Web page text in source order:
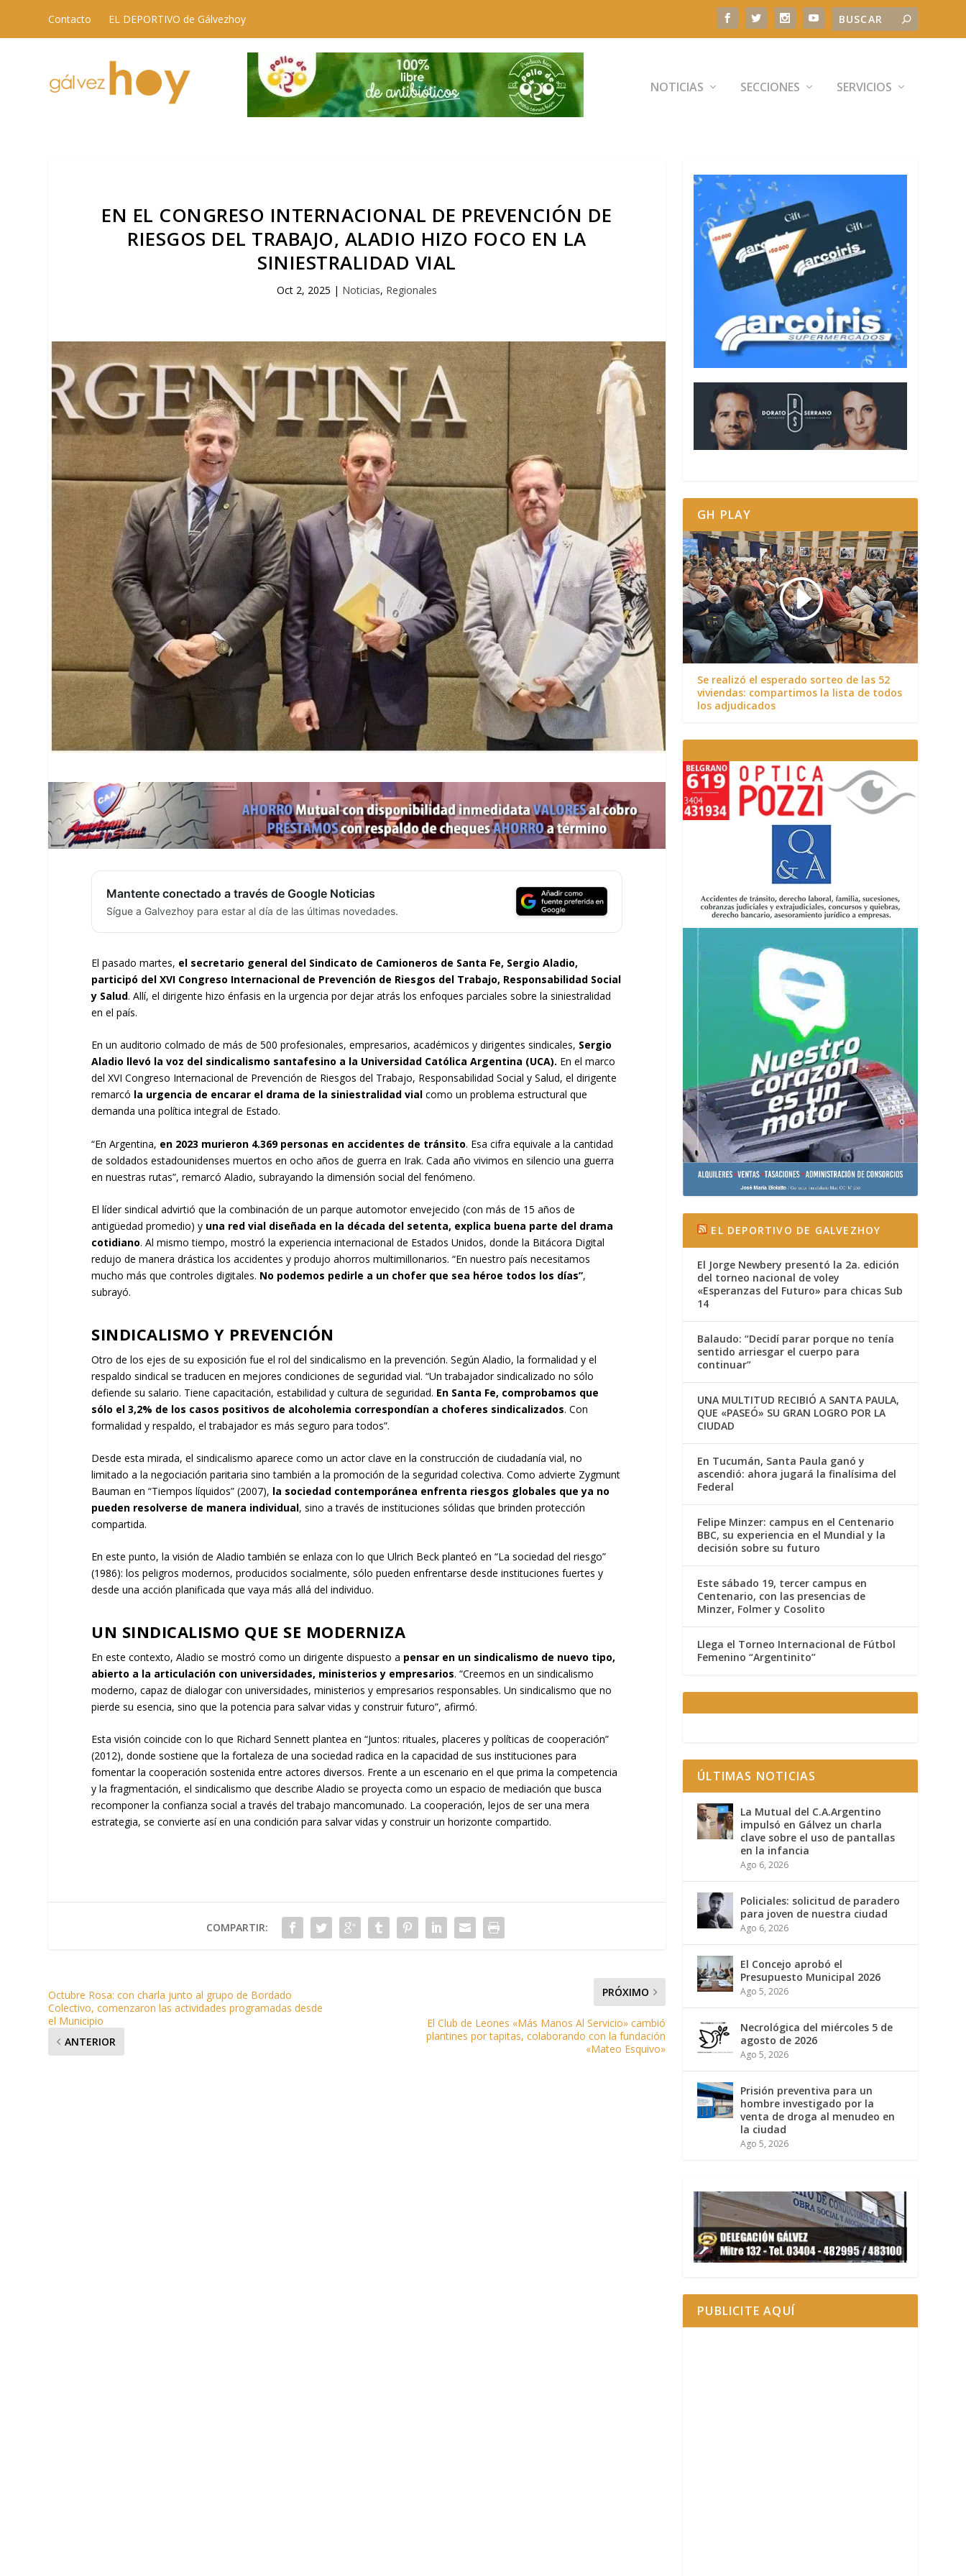
Contacto EL DEPORTIVO de Gálvezhoy
NOTICIAS SECCIONES SERVICIOS
EN EL CONGRESO INTERNACIONAL DE PREVENCIÓN DE
RIESGOS DEL TRABAJO, ALADIO HIZO FOCO EN LA
SINIESTRALIDAD VIAL
Oct 2, 2025 | Noticias, Regionales
Mantente conectado a través de Google Noticias
Sígue a Galvezhoy para estar al día de las últimas novedades.
El pasado martes, el secretario general del Sindicato de Camioneros de Santa Fe, Sergio Aladio,
participó del XVI Congreso Internacional de Prevención de Riesgos del Trabajo, Responsabilidad Social
y Salud. Allí, el dirigente hizo énfasis en la urgencia por dejar atrás los enfoques parciales sobre la siniestralidad
en el país.
En un auditorio colmado de más de 500 profesionales, empresarios, académicos y dirigentes sindicales, Sergio
Aladio llevó la voz del sindicalismo santafesino a la Universidad Católica Argentina (UCA). En el marco
del XVI Congreso Internacional de Prevención de Riesgos del Trabajo, Responsabilidad Social y Salud, el dirigente
remarcó la urgencia de encarar el drama de la siniestralidad vial como un problema estructural que
demanda una política integral de Estado.
“En Argentina, en 2023 murieron 4.369 personas en accidentes de tránsito. Esa cifra equivale a la cantidad
de soldados estadounidenses muertos en ocho años de guerra en Irak. Cada año vivimos en silencio una guerra
en nuestras rutas”, remarcó Aladio, subrayando la dimensión social del fenómeno.
El líder sindical advirtió que la combinación de un parque automotor envejecido (con más de 15 años de
antigüedad promedio) y una red vial diseñada en la década del setenta, explica buena parte del drama
cotidiano. Al mismo tiempo, mostró la experiencia internacional de Estados Unidos, donde la Bitácora Digital
redujo de manera drástica los accidentes y produjo ahorros multimillonarios. “En nuestro país necesitamos
mucho más que controles digitales. No podemos pedirle a un chofer que sea héroe todos los días”,
subrayó.
SINDICALISMO Y PREVENCIÓN
Otro de los ejes de su exposición fue el rol del sindicalismo en la prevención. Según Aladio, la formalidad y el
respaldo sindical se traducen en mejores condiciones de seguridad vial. “Un trabajador sindicalizado no sólo
defiende su salario. Tiene capacitación, estabilidad y cultura de seguridad. En Santa Fe, comprobamos que
sólo el 3,2% de los casos positivos de alcoholemia correspondían a choferes sindicalizados. Con
formalidad y respaldo, el trabajador es más seguro para todos”.
Desde esta mirada, el sindicalismo aparece como un actor clave en la construcción de ciudadanía vial, no
limitado a la negociación paritaria sino también a la promoción de la seguridad colectiva. Como advierte Zygmunt
Bauman en “Tiempos líquidos” (2007), la sociedad contemporánea enfrenta riesgos globales que ya no
pueden resolverse de manera individual, sino a través de instituciones sólidas que brinden protección
compartida.
En este punto, la visión de Aladio también se enlaza con lo que Ulrich Beck planteó en “La sociedad del riesgo”
(1986): los peligros modernos, producidos socialmente, sólo pueden enfrentarse desde instituciones fuertes y
desde una acción planificada que vaya más allá del individuo.
UN SINDICALISMO QUE SE MODERNIZA
En este contexto, Aladio se mostró como un dirigente dispuesto a pensar en un sindicalismo de nuevo tipo,
abierto a la articulación con universidades, ministerios y empresarios. “Creemos en un sindicalismo
moderno, capaz de dialogar con universidades, ministerios y empresarios responsables. Un sindicalismo que no
pierde su esencia, sino que la potencia para salvar vidas y construir futuro”, afirmó.
Esta visión coincide con lo que Richard Sennett plantea en “Juntos: rituales, placeres y políticas de cooperación”
(2012), donde sostiene que la fortaleza de una sociedad radica en la capacidad de sus instituciones para
fomentar la cooperación sostenida entre actores diversos. Frente a un escenario en el que prima la competencia
y la fragmentación, el sindicalismo que describe Aladio se proyecta como un espacio de mediación que busca
recomponer la confianza social a través del trabajo mancomunado. La cooperación, lejos de ser una mera
estrategia, se convierte así en una condición para salvar vidas y construir un horizonte compartido.
COMPARTIR:
Octubre Rosa: con charla junto al grupo de Bordado
Colectivo, comenzaron las actividades programadas desde
el Municipio
ANTERIOR
PRÓXIMO
El Club de Leones «Más Manos Al Servicio» cambió
plantines por tapitas, colaborando con la fundación
«Mateo Esquivo»
GH PLAY
Se realizó el esperado sorteo de las 52
viviendas: compartimos la lista de todos
los adjudicados
EL DEPORTIVO DE GALVEZHOY
El Jorge Newbery presentó la 2a. edición
del torneo nacional de voley
«Esperanzas del Futuro» para chicas Sub
14
Balaudo: “Decidí parar porque no tenía
sentido arriesgar el cuerpo para
continuar”
UNA MULTITUD RECIBIÓ A SANTA PAULA,
QUE «PASEÓ» SU GRAN LOGRO POR LA
CIUDAD
En Tucumán, Santa Paula ganó y
ascendió: ahora jugará la finalísima del
Federal
Felipe Minzer: campus en el Centenario
BBC, su experiencia en el Mundial y la
decisión sobre su futuro
Este sábado 19, tercer campus en
Centenario, con las presencias de
Minzer, Folmer y Cosolito
Llega el Torneo Internacional de Fútbol
Femenino “Argentinito”
ÚLTIMAS NOTICIAS
La Mutual del C.A.Argentino
impulsó en Gálvez un charla
clave sobre el uso de pantallas
en la infancia
Ago 6, 2026
Policiales: solicitud de paradero
para joven de nuestra ciudad
Ago 6, 2026
El Concejo aprobó el
Presupuesto Municipal 2026
Ago 5, 2026
Necrológica del miércoles 5 de
agosto de 2026
Ago 5, 2026
Prisión preventiva para un
hombre investigado por la
venta de droga al menudeo en
la ciudad
Ago 5, 2026
PUBLICITE AQUÍ